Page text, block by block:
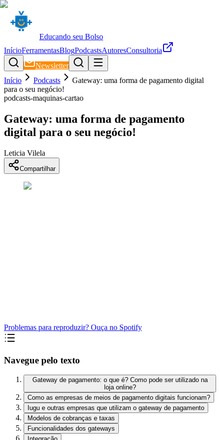
Educando seu Bolso
InícioFerramentasBlogPodcastsAutoresConsultoria
Newsletter
Início
Podcasts
Gateway: uma forma de pagamento digital
para o seu negócio!
podcasts-maquinas-cartao
Gateway: uma forma de pagamento
digital para o seu negócio!
Leticia Vilela
Compartilhar
Problemas para reproduzir? Ouça no Spotify
Navegue pelo texto
Gateway de pagamento: o que é? Como pode ser utilizado na
loja online?
Como as empresas de meios de pagamento digitais funcionam?
Iugu e outras empresas que utilizam o gateway de pagamento
Modelos de cobranças e taxas
Funcionalidades dos gateways